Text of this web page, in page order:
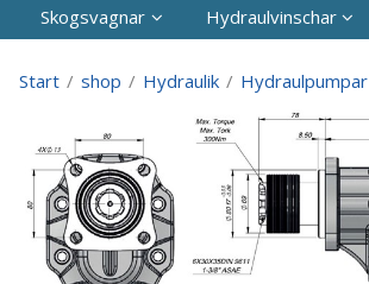
Skogsvagnar Hydraulvinschar
Start / shop / Hydraulik / Hydraulpumpar